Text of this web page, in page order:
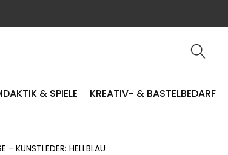
& SPIELE KREATIV- & BASTELBEDARF
- KUNSTLEDER: HELLBLAU